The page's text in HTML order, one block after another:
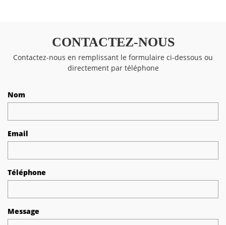
CONTACTEZ-NOUS
Contactez-nous en remplissant le formulaire ci-dessous ou
directement par téléphone
Nom
Email
Téléphone
Message